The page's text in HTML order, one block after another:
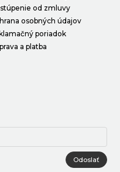
od zmluvy
osobných údajov
poriadok
a platba
Odoslať